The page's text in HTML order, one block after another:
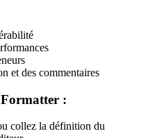
et des commentaires
:
collez la définition du